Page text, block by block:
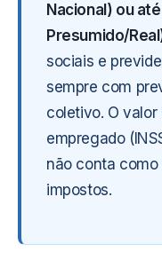
Nacional) ou
Presumido/
sociais e
sempre com
coletivo. O
empregado
não conta
impostos.